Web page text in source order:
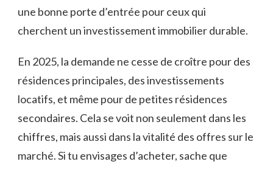
une bonne porte d’entrée pour ceux qui
cherchent un investissement immobilier durable.
En 2025, la demande ne cesse de croître pour des
résidences principales, des investissements
locatifs, et même pour de petites résidences
secondaires. Cela se voit non seulement dans les
chiffres, mais aussi dans la vitalité des offres sur le
marché. Si tu envisages d’acheter, sache que